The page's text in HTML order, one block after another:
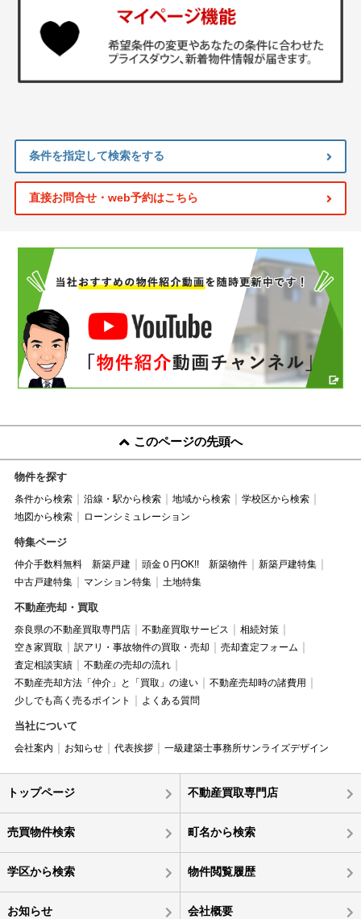
条件を指定して検索をする
直接お問合せ・web予約はこちら
このページの先頭へ
物件を探す
条件から検索 沿線・駅から検索 地域から検索
学校区から検索
地図から検索
ローンシミュレーション
特集ページ
仲介手数料無料 新築戸建 頭金０円OK!! 新築物件
新築戸建特集
中古戸建特集
マンション特集 土地特集
不動産売却・買取
奈良県の不動産買取専門店 不動産買取サービス
相続対策
空き家買取
訳アリ・事故物件の買取・売却
売却査定フォーム
査定相談実績
不動産の売却の流れ
不動産売却方法「仲介」と「買取」の違い
不動産売却時の諸費用
少しでも高く売るポイント
よくある質問
当社について
会社案内 お知らせ 代表挨拶 一級建築士事務所サンライズデザイン
トップページ 不動産買取専門店
売買物件検索 町名から検索
学区から検索 物件閲覧履歴
お知らせ 会社概要